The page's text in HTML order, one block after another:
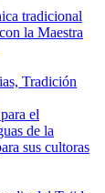
tradicional
la Maestra
Tradición
el
de la
sus cultoras